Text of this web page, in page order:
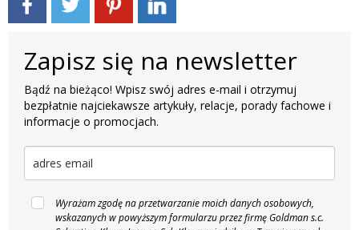
Zapisz się na newsletter
Bądź na bieżąco! Wpisz swój adres e-mail i otrzymuj
bezpłatnie najciekawsze artykuły, relacje, porady fachowe i
informacje o promocjach.
Wyrażam zgodę na przetwarzanie moich danych osobowych,
wskazanych w powyższym formularzu przez firmę Goldman s.c.